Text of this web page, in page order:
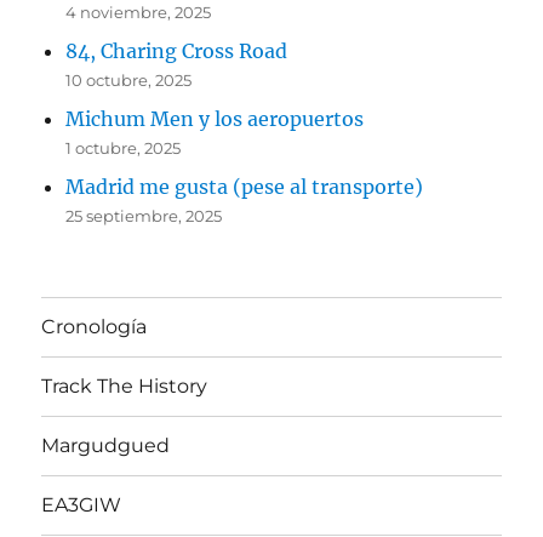
4 noviembre, 2025
84, Charing Cross Road
10 octubre, 2025
Michum Men y los aeropuertos
1 octubre, 2025
Madrid me gusta (pese al transporte)
25 septiembre, 2025
Cronología
Track The History
Margudgued
EA3GIW